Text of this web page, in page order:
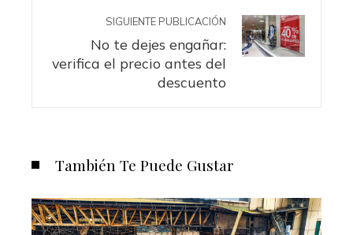
SIGUIENTE PUBLICACIÓN
No te dejes engañar:
verifica el precio antes del
descuento
También Te Puede Gustar